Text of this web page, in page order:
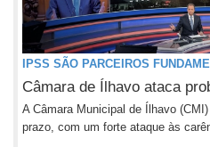
IPSS SÃO PARCEIROS
Câmara de Ílhavo ataca
A Câmara Municipal de Ílhavo
prazo, com um forte ataque às